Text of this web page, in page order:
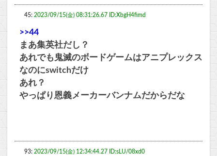
45: 2023/09/15(金) 08:31:26.67 ID:XbgH4fimd
>>44
まあ集英社だし？
あれでも鬼滅のボードゲームはアニプレックス
なのにswitchだけ
あれ？
やっぱり恩義メーカーバンナムだからだな
93: 2023/09/15(金) 12:34:44.27 ID:sLU/08xd0